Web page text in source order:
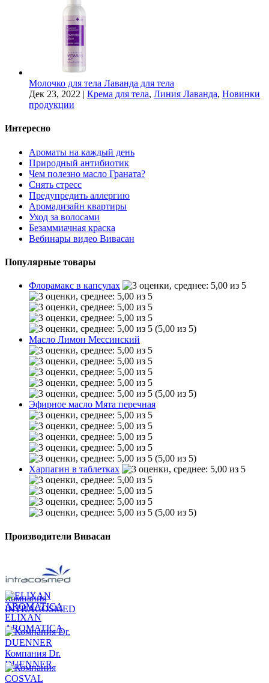
Молочко для тела Лаванда для тела
Дек 23, 2022 | Крема для тела, Линия Лаванда, Новинки
продукции
Интересно
Ароматы на каждый день
Природный антибиотик
Чем полезно масло Граната?
Снять стресс
Предупредить аллергию
Аромадизайн квартиры
Уход за волосами
Безаммиачная краска
Вебинары видео Вивасан
Популярные товары
Флорамакс в капсулах
(5,00 из 5)
Масло Лимон Мессинский
(5,00 из 5)
Эфирное масло Мята перечная
(5,00 из 5)
Харпагин в таблетках
(5,00 из 5)
Производители Вивасан
Компания
INTRACOSMED
ELIXAN
AROMATICA
Компания Dr.
DUENNER